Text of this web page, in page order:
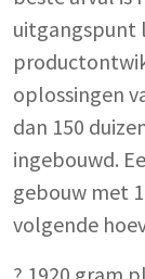
uitgangspunt
oplossingen
dan 150
ingebouwd.
gebouw met
volgende